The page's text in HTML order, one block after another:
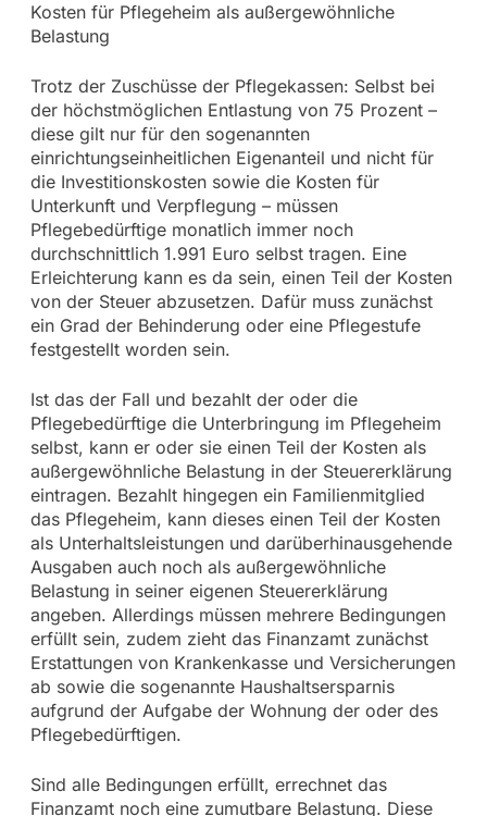
Kosten für Pflegeheim als außergewöhnliche
Belastung
Trotz der Zuschüsse der Pflegekassen: Selbst bei
der höchstmöglichen Entlastung von 75 Prozent –
diese gilt nur für den sogenannten
einrichtungseinheitlichen Eigenanteil und nicht für
die Investitionskosten sowie die Kosten für
Unterkunft und Verpflegung – müssen
Pflegebedürftige monatlich immer noch
durchschnittlich 1.991 Euro selbst tragen. Eine
Erleichterung kann es da sein, einen Teil der Kosten
von der Steuer abzusetzen. Dafür muss zunächst
ein Grad der Behinderung oder eine Pflegestufe
festgestellt worden sein.
Ist das der Fall und bezahlt der oder die
Pflegebedürftige die Unterbringung im Pflegeheim
selbst, kann er oder sie einen Teil der Kosten als
außergewöhnliche Belastung in der Steuererklärung
eintragen. Bezahlt hingegen ein Familienmitglied
das Pflegeheim, kann dieses einen Teil der Kosten
als Unterhaltsleistungen und darüberhinausgehende
Ausgaben auch noch als außergewöhnliche
Belastung in seiner eigenen Steuererklärung
angeben. Allerdings müssen mehrere Bedingungen
erfüllt sein, zudem zieht das Finanzamt zunächst
Erstattungen von Krankenkasse und Versicherungen
ab sowie die sogenannte Haushaltsersparnis
aufgrund der Aufgabe der Wohnung der oder des
Pflegebedürftigen.
Sind alle Bedingungen erfüllt, errechnet das
Finanzamt noch eine zumutbare Belastung. Diese